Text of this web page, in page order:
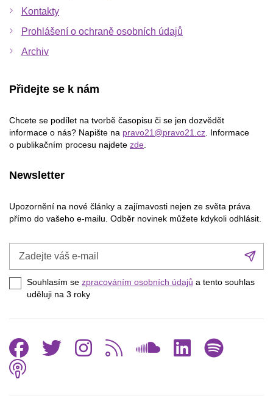
Kontakty
Prohlášení o ochraně osobních údajů
Archiv
Přidejte se k nám
Chcete se podílet na tvorbě časopisu či se jen dozvědět
informace o nás? Napište na pravo21@pravo21.cz . Informace
o publikačním procesu najdete zde
Newsletter
Upozornění na nové články a zajímavosti nejen ze světa práva
přímo do vašeho e-mailu. Odběr novinek můžete kdykoli odhlásit.
e-
mail
Souhlasím se zpracováním osobních údajů a tento souhlas
uděluji na 3 roky
Facebook
Twitter
Instagram
RSS
Podcast